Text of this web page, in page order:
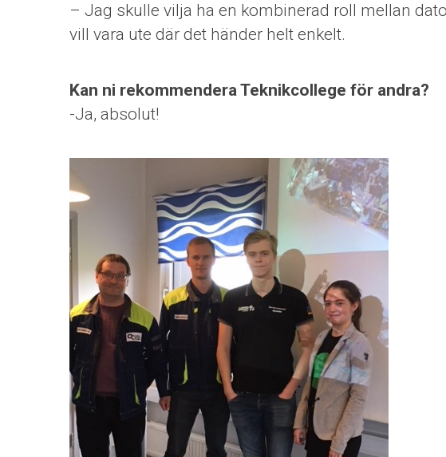
– Jag skulle vilja ha en kombinerad roll mellan
vill vara ute där det händer helt enkelt.
Kan ni rekommendera Teknikcollege för andra?
-Ja, absolut!